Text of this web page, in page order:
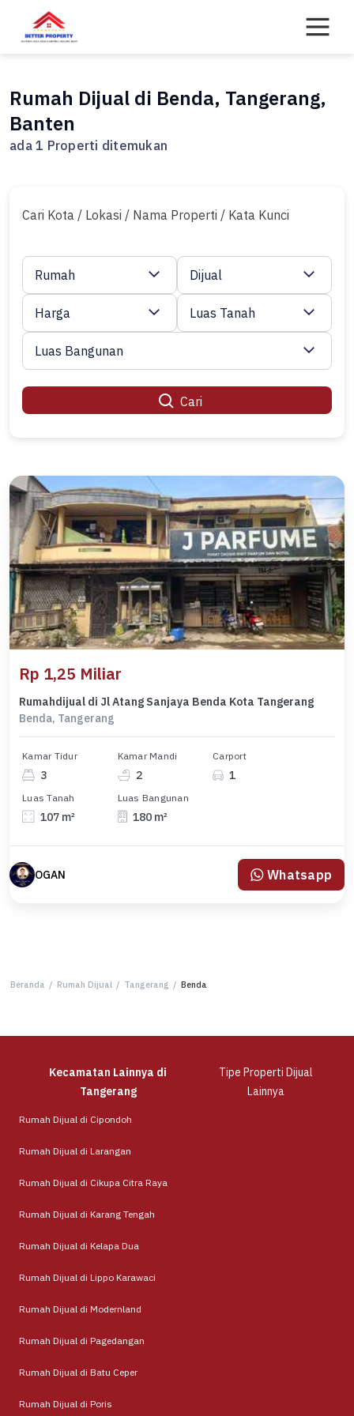
content
Rumah Dijual di Benda, Tangerang,
Banten
ada 1 Properti ditemukan
Cari Kota / Lokasi / Nama Properti / Kata Kunci
Cari
Rumah Dijual
Harga Luas Tanah
Luas Bangunan
Rp 1,25 Miliar
Rumahdijual di Jl Atang Sanjaya Benda Kota Tangerang
Benda, Tangerang
Kamar Tidur
3
Kamar Mandi
2
Carport
1
Luas Tanah
107 m²
Luas Bangunan
180 m²
OGAN Whatsapp
Beranda / Rumah Dijual / Tangerang / Benda
Kecamatan Lainnya di
Tangerang
Tipe Properti Dijual
Lainnya
Rumah Dijual di Cipondoh
Rumah Dijual di Larangan
Rumah Dijual di Cikupa Citra Raya
Rumah Dijual di Karang Tengah
Rumah Dijual di Kelapa Dua
Rumah Dijual di Lippo Karawaci
Rumah Dijual di Modernland
Rumah Dijual di Pagedangan
Rumah Dijual di Batu Ceper
Rumah Dijual di Poris